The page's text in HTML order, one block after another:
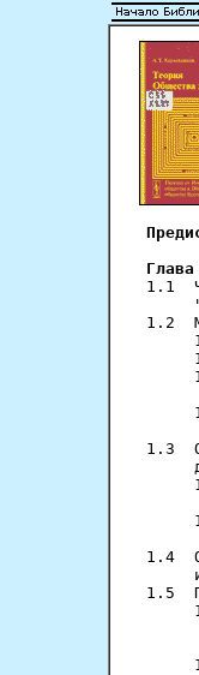
1.1
1.2
1.3  О
1.4
1.5